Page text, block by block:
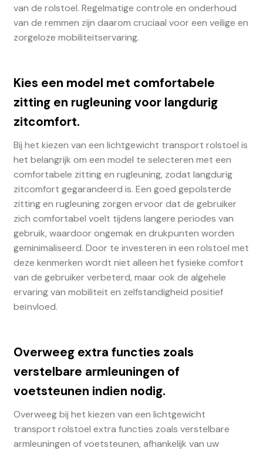
van de rolstoel. Regelmatige controle en onderhoud
van de remmen zijn daarom cruciaal voor een veilige en
zorgeloze mobiliteitservaring.
Kies een model met comfortabele
zitting en rugleuning voor langdurig
zitcomfort.
Bij het kiezen van een lichtgewicht transport rolstoel is
het belangrijk om een model te selecteren met een
comfortabele zitting en rugleuning, zodat langdurig
zitcomfort gegarandeerd is. Een goed gepolsterde
zitting en rugleuning zorgen ervoor dat de gebruiker
zich comfortabel voelt tijdens langere periodes van
gebruik, waardoor ongemak en drukpunten worden
geminimaliseerd. Door te investeren in een rolstoel met
deze kenmerken wordt niet alleen het fysieke comfort
van de gebruiker verbeterd, maar ook de algehele
ervaring van mobiliteit en zelfstandigheid positief
beïnvloed.
Overweeg extra functies zoals
verstelbare armleuningen of
voetsteunen indien nodig.
Overweeg bij het kiezen van een lichtgewicht
transport rolstoel extra functies zoals verstelbare
armleuningen of voetsteunen, afhankelijk van uw